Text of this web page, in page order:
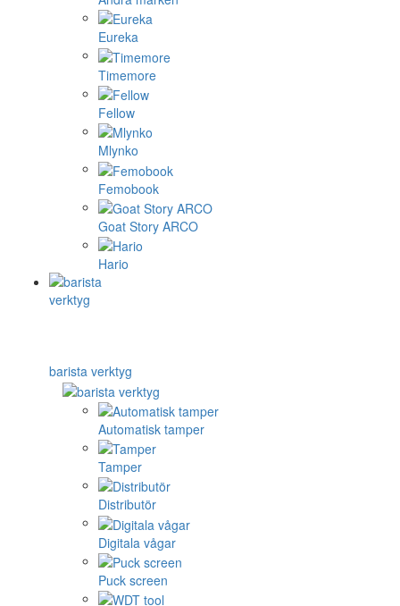
Eureka
Timemore
Fellow
Mlynko
Femobook
Goat Story ARCO
Hario
barista verktyg
Automatisk tamper
Tamper
Distributör
Digitala vågar
Puck screen